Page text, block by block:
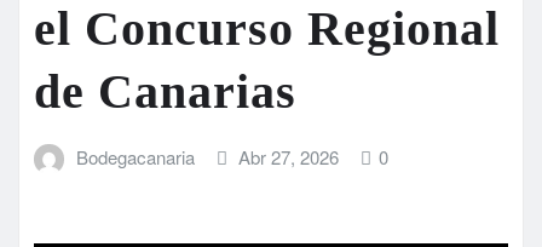
el Concurso Regional
de Canarias
Bodegacanaria Abr 27, 2026 0